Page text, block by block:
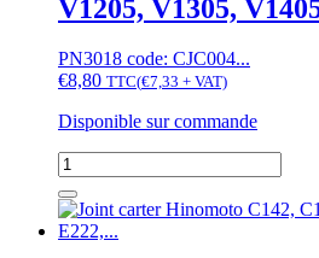
NX21,...,
Kubota
GL,
KL,
KT,
T,
moteur
D1403,
D1463,
V1205, V1305,
PN3018 code: CJC004...
€8,80 TTC(€7,33 + VAT)
Disponible sur commande
quantité
de
Collecteur
à